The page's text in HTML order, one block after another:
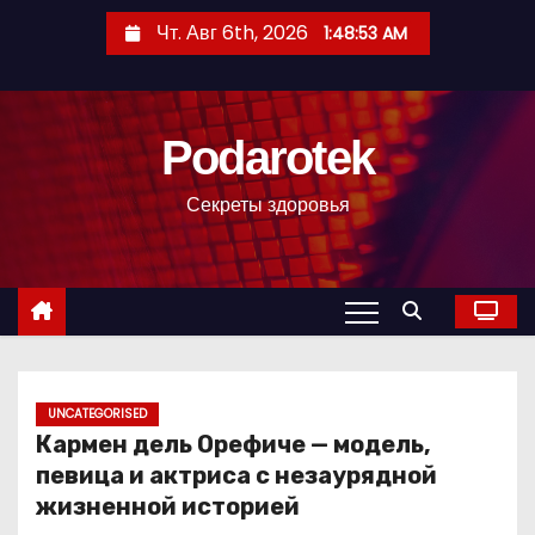
с
Чт. Авг 6th, 2026 1:48:54 AM
Podarotek
Секреты здоровья
UNCATEGORISED
Кармен дель Орефиче — модель,
певица и актриса с незаурядной
жизненной историей